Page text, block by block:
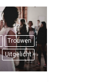
Trouwen
Uitgelicht